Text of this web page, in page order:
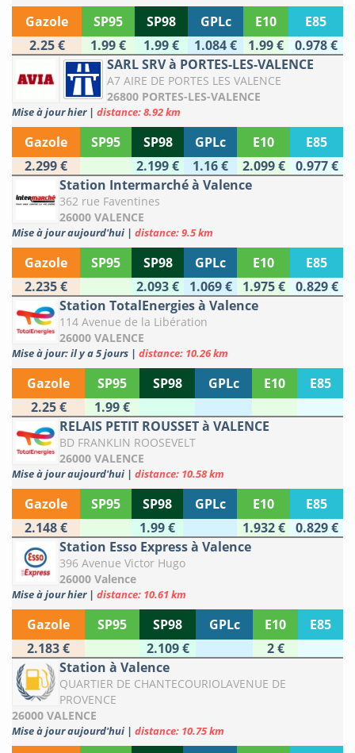
Gazole SP95 SP98 GPLc E10
E85
2.25 €
1.99 € 1.99 € 1.084 € 1.99 €
0.978 €
SARL SRV à PORTES-LES-VALENCE
A7 AIRE DE PORTES LES VALENCE
26800 PORTES-LES-VALENCE
Mise à jour hier | distance: 8.92 km
Gazole SP95 SP98 GPLc E10
E85
2.299 €
2.199 € 1.16 € 2.099 €
0.977 €
Station Intermarché à Valence
362 rue Faventines
26000 VALENCE
Mise à jour aujourd'hui | distance: 9.5 km
Gazole SP95 SP98 GPLc E10
E85
2.235 €
2.093 € 1.069 € 1.975 €
0.829 €
Station TotalEnergies à Valence
114 Avenue de la Libération
26000 VALENCE
Mise à jour: il y a 5 jours | distance: 10.26 km
Gazole SP95 SP98 GPLc E10
E85
2.25 €
1.99 €
RELAIS PETIT ROUSSET à VALENCE
BD FRANKLIN ROOSEVELT
26000 VALENCE
Mise à jour aujourd'hui | distance: 10.58 km
Gazole SP95 SP98 GPLc E10
E85
2.148 €
1.99 € 1.932 €
0.829 €
Station Esso Express à Valence
396 Avenue Victor Hugo
26000 Valence
Mise à jour hier | distance: 10.61 km
Gazole SP95 SP98 GPLc E10
E85
2.183 €
2.109 €
2 €
Station à Valence
QUARTIER DE CHANTECOURIOLAVENUE DE
PROVENCE
26000 VALENCE
Mise à jour aujourd'hui | distance: 10.75 km